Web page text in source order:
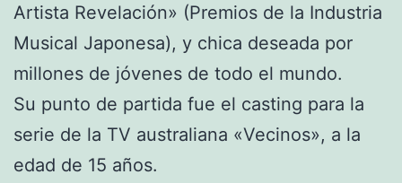
Artista Revelación» (Premios de la Industria
Musical Japonesa), y chica deseada por
millones de jóvenes de todo el mundo.
Su punto de partida fue el casting para la
serie de la TV australiana «Vecinos», a la
edad de 15 años.